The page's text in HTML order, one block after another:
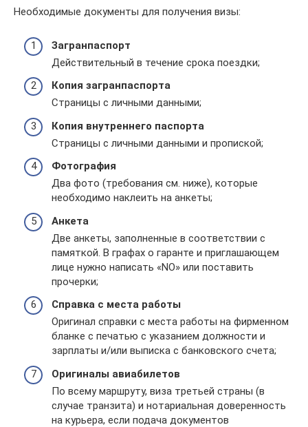
Необходимые документы для получения визы:
Загранпаспорт
Действительный в течение срока поездки;
Копия загранпаспорта
Страницы с личными данными;
Копия внутреннего паспорта
Страницы с личными данными и пропиской;
Фотография
Два фото (требования см. ниже), которые
необходимо наклеить на анкеты;
Анкета
Две анкеты, заполненные в соответствии с
памяткой. В графах о гаранте и приглашающем
лице нужно написать «NO» или поставить
прочерки;
Справка с места работы
Оригинал справки с места работы на фирменном
бланке с печатью с указанием должности и
зарплаты и/или выписка с банковского счета;
Оригиналы авиабилетов
По всему маршруту, виза третьей страны (в
случае транзита) и нотариальная доверенность
на курьера, если подача документов